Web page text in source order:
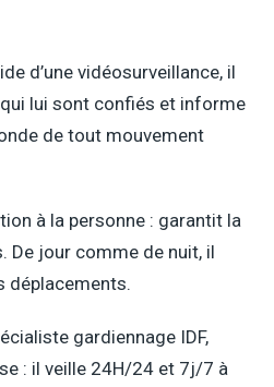
d’une vidéosurveillance, il
lui sont confiés et informe
de tout mouvement
à la personne : garantit la
De jour comme de nuit, il
déplacements.
gardiennage IDF,
: il veille 24H/24 et 7j/7 à